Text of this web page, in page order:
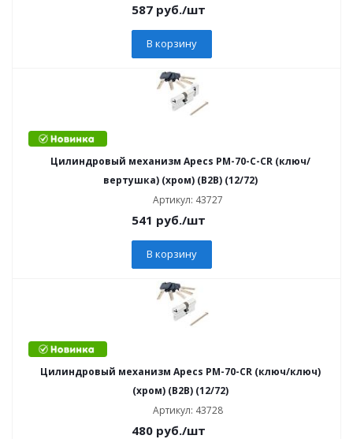
587 руб./шт
В корзину
Цилиндровый механизм Apecs PM-70-C-CR (ключ/
вертушка) (хром) (B2B) (12/72)
Артикул: 43727
541 руб./шт
В корзину
Цилиндровый механизм Apecs PM-70-CR (ключ/ключ)
(хром) (B2B) (12/72)
Артикул: 43728
480 руб./шт